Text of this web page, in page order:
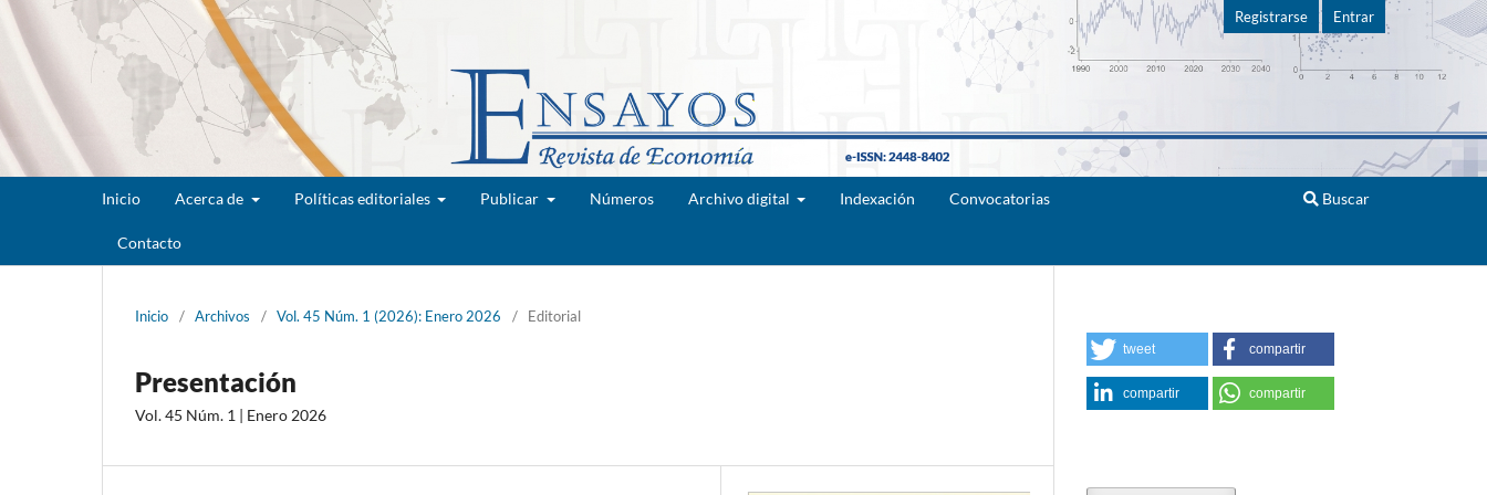
Inicio Acerca de Políticas editoriales Publicar Números Archivo digital Indexación Convocatorias
Contacto
Buscar
Registrarse Entrar
Inicio / Archivos / Vol. 45 Núm. 1 (2026): Enero 2026 / Editorial
Presentación
Vol. 45 Núm. 1 | Enero 2026
tweet compartir
compartir compartir